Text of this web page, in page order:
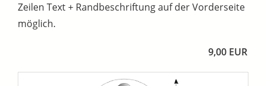
Zeilen Text + Randbeschriftung auf der Vorderseite
möglich.
9,00 EUR